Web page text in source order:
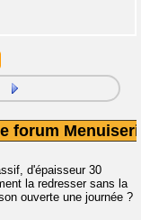
forum
d'épaisseur 30
la redresser sans la
ouverte une journée ?